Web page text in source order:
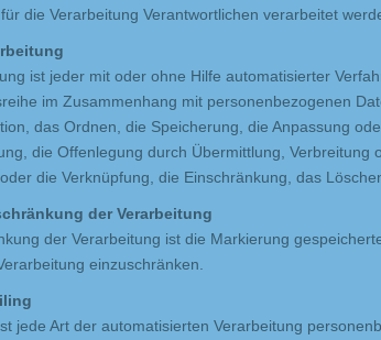
die Verarbeitung Verantwortlichen verarbeitet
ist jeder mit oder ohne Hilfe automatisierter
im Zusammenhang mit personenbezogenen
das Ordnen, die Speicherung, die Anpassung
die Offenlegung durch Übermittlung,
die Verknüpfung, die Einschränkung, das
der Verarbeitung
der Verarbeitung ist die Markierung
einzuschränken.
jede Art der automatisierten Verarbeitung